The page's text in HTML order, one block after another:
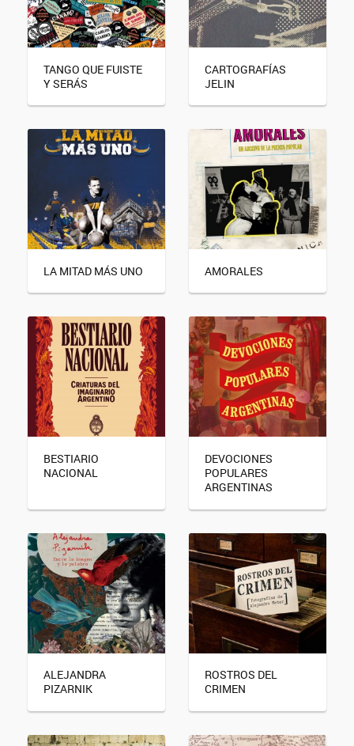
TANGO QUE FUISTE
Y SERÁS
CARTOGRAFÍAS
JELIN
LA MITAD MÁS UNO AMORALES
BESTIARIO
NACIONAL
DEVOCIONES
POPULARES
ARGENTINAS
ALEJANDRA
PIZARNIK
ROSTROS DEL
CRIMEN